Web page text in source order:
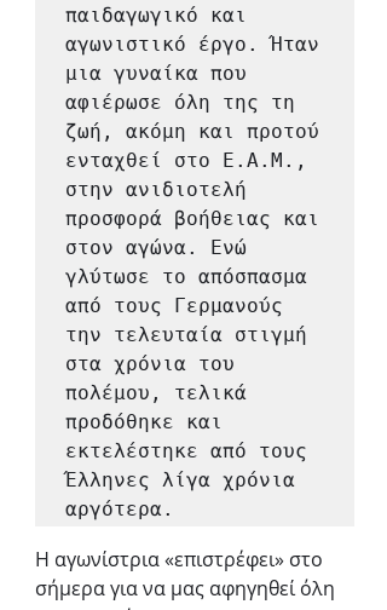
παιδαγωγικό και
αγωνιστικό έργο. Ήταν
μια γυναίκα που
αφιέρωσε όλη της τη
ζωή, ακόμη και προτού
ενταχθεί στο Ε.Α.Μ.,
στην ανιδιοτελή
προσφορά βοήθειας και
στον αγώνα. Ενώ
γλύτωσε το απόσπασμα
από τους Γερμανούς
την τελευταία στιγμή
στα χρόνια του
πολέμου, τελικά
προδόθηκε και
εκτελέστηκε από τους
Έλληνες λίγα χρόνια
αργότερα.
Η αγωνίστρια «επιστρέφει» στο
σήμερα για να μας αφηγηθεί όλη